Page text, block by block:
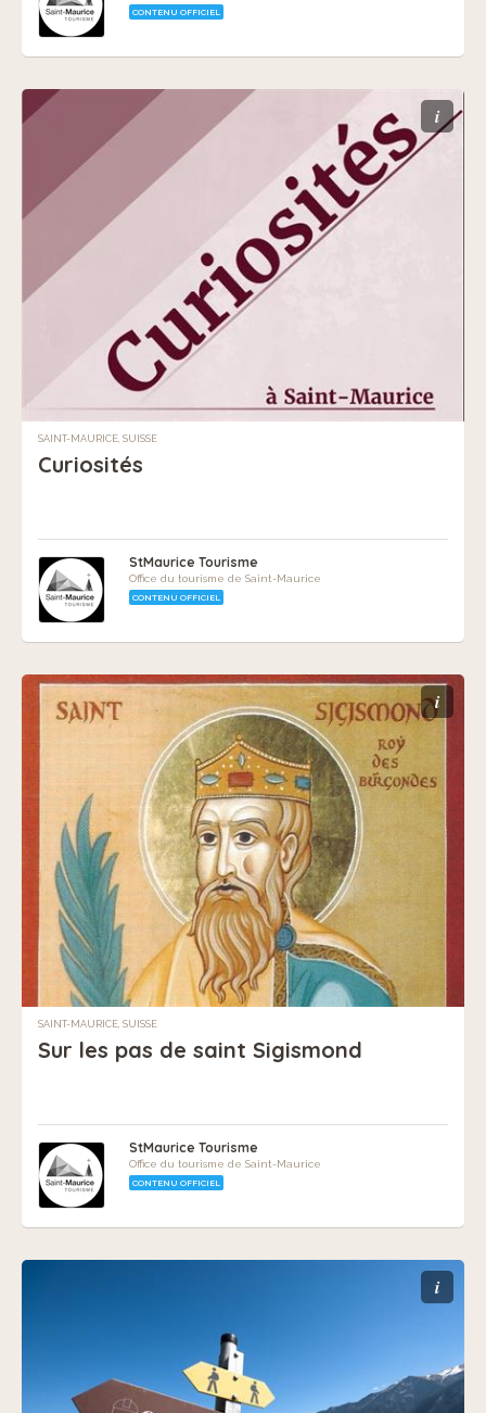
CONTENU OFFICIEL
i
SAINT-MAURICE, SUISSE
Curiosités
StMaurice Tourisme
Office du tourisme de Saint-Maurice
CONTENU OFFICIEL
i
SAINT-MAURICE, SUISSE
Sur les pas de saint Sigismond
StMaurice Tourisme
Office du tourisme de Saint-Maurice
CONTENU OFFICIEL
i